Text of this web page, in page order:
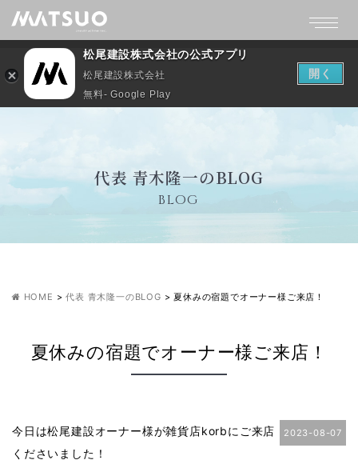
代表 青木隆一のBLOG
BLOG
HOME >代表 青木隆一のBLOG >夏休みの宿題でオーナー様ご来店！
夏休みの宿題でオーナー様ご来店！
2023-08-07
今日は松尾建設オーナー様が雑貨店korbにご来店
くださいました！
松尾建設株式会社の公式アプリ
松尾建設株式会社
無料- Google Play
開く